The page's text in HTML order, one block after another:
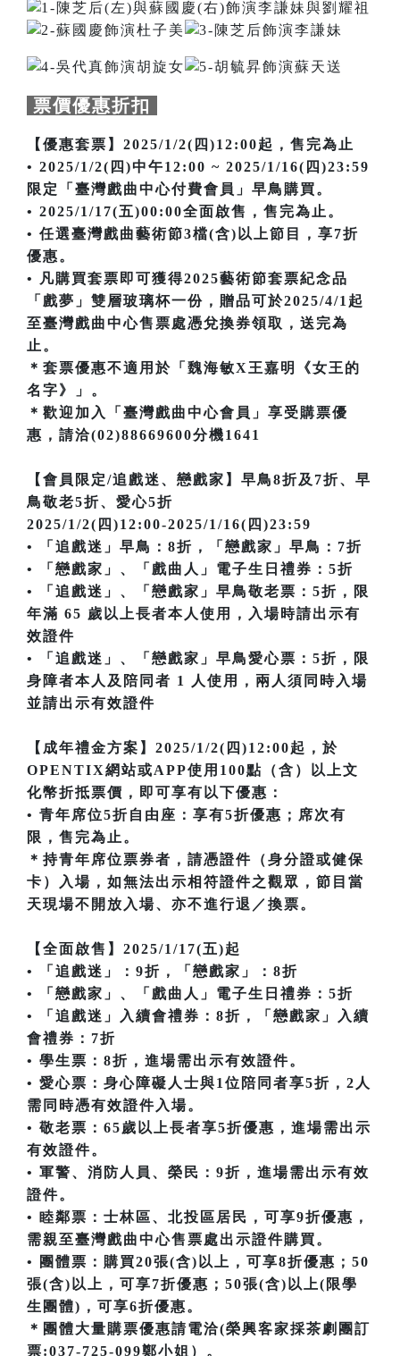
票價優惠折扣
【優惠套票】2025/1/2(四)12:00起，售完為止
• 2025/1/2(四)中午12:00 ~ 2025/1/16(四)23:59
限定「臺灣戲曲中心付費會員」早鳥購買。
• 2025/1/17(五)00:00全面啟售，售完為止。
• 任選臺灣戲曲藝術節3檔(含)以上節目，享7折
優惠。
• 凡購買套票即可獲得2025藝術節套票紀念品
「戲夢」雙層玻璃杯一份，贈品可於2025/4/1起
至臺灣戲曲中心售票處憑兌換券領取，送完為
止。
＊套票優惠不適用於「魏海敏X王嘉明《女王的
名字》」。
＊歡迎加入「臺灣戲曲中心會員」享受購票優
惠，請洽(02)88669600分機1641
【會員限定/追戲迷、戀戲家】早鳥8折及7折、早
鳥敬老5折、愛心5折
2025/1/2(四)12:00-2025/1/16(四)23:59
• 「追戲迷」早鳥：8折，「戀戲家」早鳥：7折
• 「戀戲家」、「戲曲人」電子生日禮券：5折
• 「追戲迷」、「戀戲家」早鳥敬老票：5折，限
年滿 65 歲以上長者本人使用，入場時請出示有
效證件
• 「追戲迷」、「戀戲家」早鳥愛心票：5折，限
身障者本人及陪同者 1 人使用，兩人須同時入場
並請出示有效證件
【成年禮金方案】2025/1/2(四)12:00起，於
OPENTIX網站或APP使用100點（含）以上文
化幣折抵票價，即可享有以下優惠：
• 青年席位5折自由座：享有5折優惠；席次有
限，售完為止。
＊持青年席位票券者，請憑證件（身分證或健保
卡）入場，如無法出示相符證件之觀眾，節目當
天現場不開放入場、亦不進行退／換票。
【全面啟售】2025/1/17(五)起
• 「追戲迷」：9折，「戀戲家」：8折
• 「戀戲家」、「戲曲人」電子生日禮券：5折
• 「追戲迷」入續會禮券：8折，「戀戲家」入續
會禮券：7折
• 學生票：8折，進場需出示有效證件。
• 愛心票：身心障礙人士與1位陪同者享5折，2人
需同時憑有效證件入場。
• 敬老票：65歲以上長者享5折優惠，進場需出示
有效證件。
• 軍警、消防人員、榮民：9折，進場需出示有效
證件。
• 睦鄰票：士林區、北投區居民，可享9折優惠，
需親至臺灣戲曲中心售票處出示證件購買。
• 團體票：購買20張(含)以上，可享8折優惠；50
張(含)以上，可享7折優惠；50張(含)以上(限學
生團體)，可享6折優惠。
＊團體大量購票優惠請電洽(榮興客家採茶劇團訂
票:037-725-099鄭小姐）。